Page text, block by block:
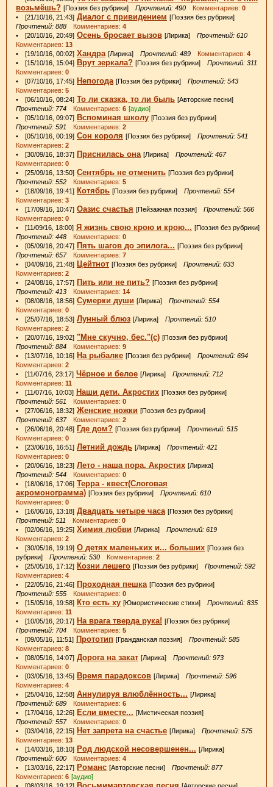
возьмёшь? [Поэзия без рубрики] Прочтений: 490 Комментариев: 0
• [21/10/16, 21:43] Диалог с привидением [Поэзия без рубрики]
Прочтений: 888 Комментариев: 4
• [20/10/16, 20:49] Осень бросает вызов [Лирика] Прочтений: 610
Комментариев: 13
• [19/10/16, 00:02] Хандра [Лирика] Прочтений: 489 Комментариев: 4
• [15/10/16, 15:04] Врут зеркала? [Поэзия без рубрики] Прочтений: 311
Комментариев: 0
• [07/10/16, 17:45] Непогода [Поэзия без рубрики] Прочтений: 543
Комментариев: 5
• [06/10/16, 08:24] То ли сказка, то ли быль [Авторские песни]
Прочтений: 774 Комментариев: 6 [аудио]
• [05/10/16, 09:07] Вспоминая школу [Поэзия без рубрики]
Прочтений: 591 Комментариев: 2
• [05/10/16, 00:19] Сон короля [Поэзия без рубрики] Прочтений: 541
Комментариев: 2
• [30/09/16, 18:37] Приснилась она [Лирика] Прочтений: 467
Комментариев: 0
• [25/09/16, 13:50] Сентябрь не отменить [Поэзия без рубрики]
Прочтений: 552 Комментариев: 5
• [18/09/16, 19:41] Котябрь [Поэзия без рубрики] Прочтений: 554
Комментариев: 3
• [17/09/16, 10:47] Оазис счастья [Пейзажная поэзия] Прочтений: 566
Комментариев: 0
• [11/09/16, 18:00] Я жизнь свою крою и крою... [Поэзия без рубрики]
Прочтений: 448 Комментариев: 0
• [05/09/16, 20:47] Пять шагов до эпилога... [Поэзия без рубрики]
Прочтений: 657Комментариев: 7
• [04/09/16, 21:48] Цейтнот [Поэзия без рубрики] Прочтений: 633
Комментариев: 2
• [24/08/16, 17:57] Пить или не пить? [Поэзия без рубрики]
Прочтений: 413 Комментариев: 14
• [08/08/16, 18:56] Сумерки души [Лирика] Прочтений: 554
Комментариев: 0
• [25/07/16, 18:53] Лунный блюз [Лирика] Прочтений: 510
Комментариев: 2
• [20/07/16, 19:02] "Мне скучно, бес."(с) [Поэзия без рубрики]
Прочтений: 884 Комментариев: 9
• [13/07/16, 10:16] На рыбалке [Поэзия без рубрики] Прочтений: 694
Комментариев: 2
• [11/07/16, 23:17] Чёрное и белое [Лирика] Прочтений: 712
Комментариев: 11
• [11/07/16, 10:03] Наши дети. Акростих [Поэзия без рубрики]
Прочтений: 561 Комментариев: 0
• [27/06/16, 18:32] Женские ножки [Поэзия без рубрики]
Прочтений: 637Комментариев: 2
• [26/06/16, 20:48] Где дом? [Поэзия без рубрики] Прочтений: 515
Комментариев: 0
• [23/06/16, 16:51] Летний дождь [Лирика] Прочтений: 421
Комментариев: 0
• [20/06/16, 18:23] Лето - наша пора. Акростих [Лирика]
Прочтений: 544 Комментариев: 0
• [18/06/16, 17:06] Терра - квест(Слоговая
акромонограмма) [Поэзия без рубрики] Прочтений: 610
Комментариев: 0
• [16/06/16, 13:18] Двадцать четыре часа [Поэзия без рубрики]
Прочтений: 511 Комментариев: 0
• [02/06/16, 19:25] Химия любви [Лирика] Прочтений: 619
Комментариев: 2
• [30/05/16, 19:19] О детях маленьких и... больших [Поэзия без
рубрики] Прочтений: 530 Комментариев: 2
• [25/05/16, 17:12] Козни лешего [Поэзия без рубрики] Прочтений: 592
Комментариев: 4
• [22/05/16, 21:46] Проходная пешка [Поэзия без рубрики]
Прочтений: 555 Комментариев: 0
• [15/05/16, 19:58] Кто есть ху [Юмористические стихи] Прочтений: 835
Комментариев: 11
• [10/05/16, 20:17] На врага тверда рука! [Поэзия без рубрики]
Прочтений: 704 Комментариев: 5
• [09/05/16, 11:51] Прототип [Гражданская поэзия] Прочтений: 585
Комментариев: 8
• [08/05/16, 14:07] Дорога на закат [Лирика] Прочтений: 973
Комментариев: 0
• [03/05/16, 13:45] Время парадоксов [Лирика] Прочтений: 596
Комментариев: 4
• [25/04/16, 12:58] Аннулируя влюблённость... [Лирика]
Прочтений: 689 Комментариев: 6
• [17/04/16, 12:26] Если вместе... [Мистическая поэзия]
Прочтений: 557Комментариев: 0
• [03/04/16, 22:15] Нет запрета на счастье [Лирика] Прочтений: 575
Комментариев: 13
• [14/03/16, 18:10] Род людской несовершенен... [Лирика]
Прочтений: 600 Комментариев: 4
• [13/03/16, 22:17] Романс [Авторские песни] Прочтений: 877
Комментариев: 6 [аудио]